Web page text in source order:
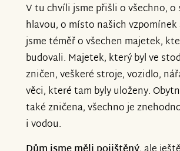
V tu chvíli jsme přišli o všechno, o
hlavou, o místo našich vzpomínek
jsme téměř o všechen majetek,
budovali. Majetek, který byl ve
zničen, veškeré stroje, vozidlo,
věci, které tam byly uloženy.
také zničena, všechno je
i vodou.